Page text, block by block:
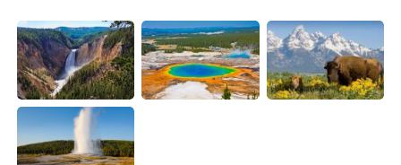
繁體中文 Español
العربية Français
Deutsch
한국어